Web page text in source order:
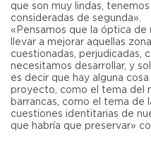
que son muy lindas,
consideradas de segunda».
«Pensamos que la óptica
llevar a mejorar aquellas
cuestionadas, perjudicadas,
necesitamos desarrollar, y
es decir que hay alguna
proyecto, como el tema del
barrancas, como el tema de
cuestiones identitarias de
que habría que preservar»